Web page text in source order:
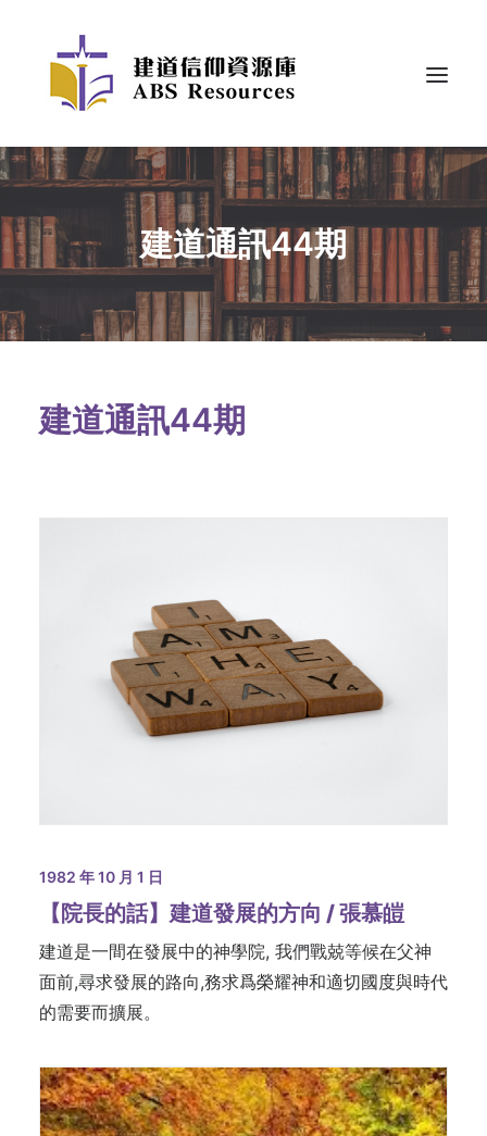
建道通訊44期
建道通訊44期
1982 年 10 月 1 日
【院長的話】建道發展的方向 / 張慕皚
建道是一間在發展中的神學院, 我們戰兢等候在父神
面前,尋求發展的路向,務求爲榮耀神和適切國度與時代
的需要而擴展。